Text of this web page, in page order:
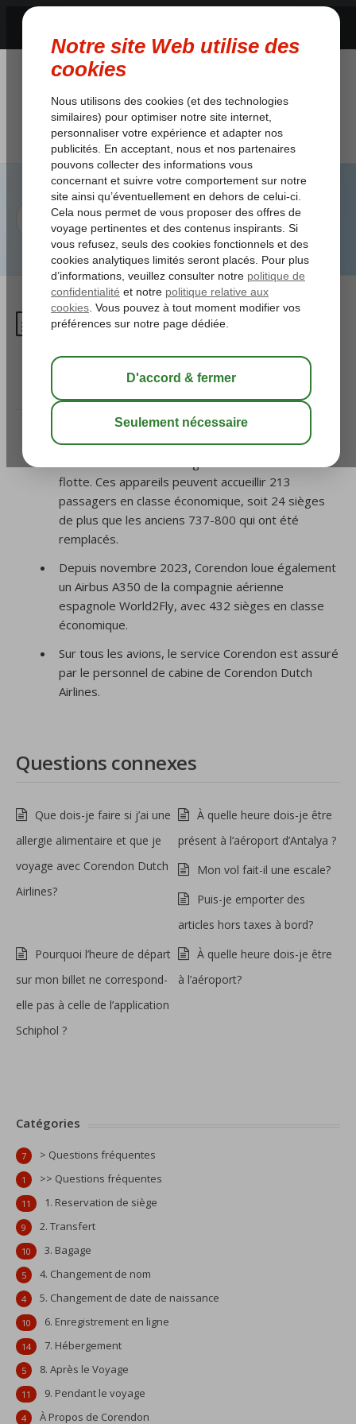
De quel type d’avion dispose
/ De quel type d’avion dispose
Corendon Dutch Airlines (CD) possède
flotte. Ces appareils peuvent accueillir 213
passagers en classe économique, soit 24 sièges
de plus que les anciens 737-800 qui ont été
remplacés.
Depuis novembre 2023, Corendon loue également
un Airbus A350 de la compagnie aérienne
espagnole World2Fly, avec 432 sièges en classe
économique.
Sur tous les avions, le service Corendon est assuré
par le personnel de cabine de Corendon Dutch
Airlines.
Questions connexes
Que dois-je faire si j’ai une
allergie alimentaire et que je
voyage avec Corendon Dutch
Airlines?
À quelle heure dois-je être
présent à l’aéroport d’Antalya ?
Mon vol fait-il une escale?
Puis-je emporter des
articles hors taxes à bord?
Pourquoi l’heure de départ
sur mon billet ne correspond-
elle pas à celle de l’application
Schiphol ?
À quelle heure dois-je être
à l’aéroport?
Catégories
> Questions fréquentes
7
>> Questions fréquentes
1
1. Reservation de siège
11
2. Transfert
9
3. Bagage
10
4. Changement de nom
5
5. Changement de date de naissance
4
6. Enregistrement en ligne
10
7. Hébergement
14
8. Après le Voyage
5
9. Pendant le voyage
11
À Propos de Corendon
4